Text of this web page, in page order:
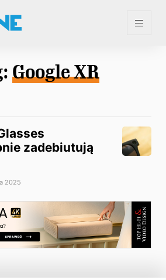
Google XR
zadebiutują
2025